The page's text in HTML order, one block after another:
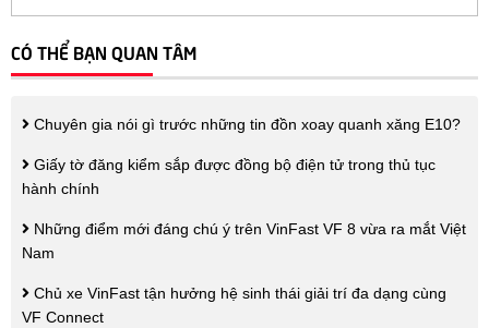
CÓ THỂ BẠN QUAN TÂM
Chuyên gia nói gì trước những tin đồn xoay quanh xăng E10?
Giấy tờ đăng kiểm sắp được đồng bộ điện tử trong thủ tục
hành chính
Những điểm mới đáng chú ý trên VinFast VF 8 vừa ra mắt Việt
Nam
Chủ xe VinFast tận hưởng hệ sinh thái giải trí đa dạng cùng
VF Connect